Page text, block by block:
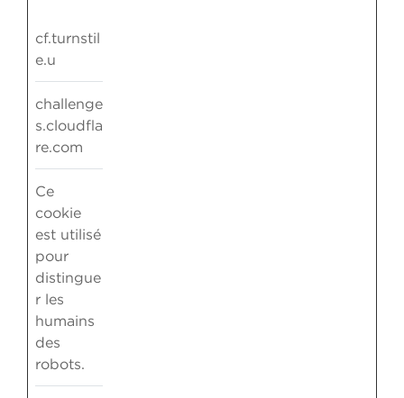
cf.turnstil
e.u
challenge
s.cloudfla
re.com
Ce
cookie
est utilisé
pour
distingue
r les
humains
des
robots.